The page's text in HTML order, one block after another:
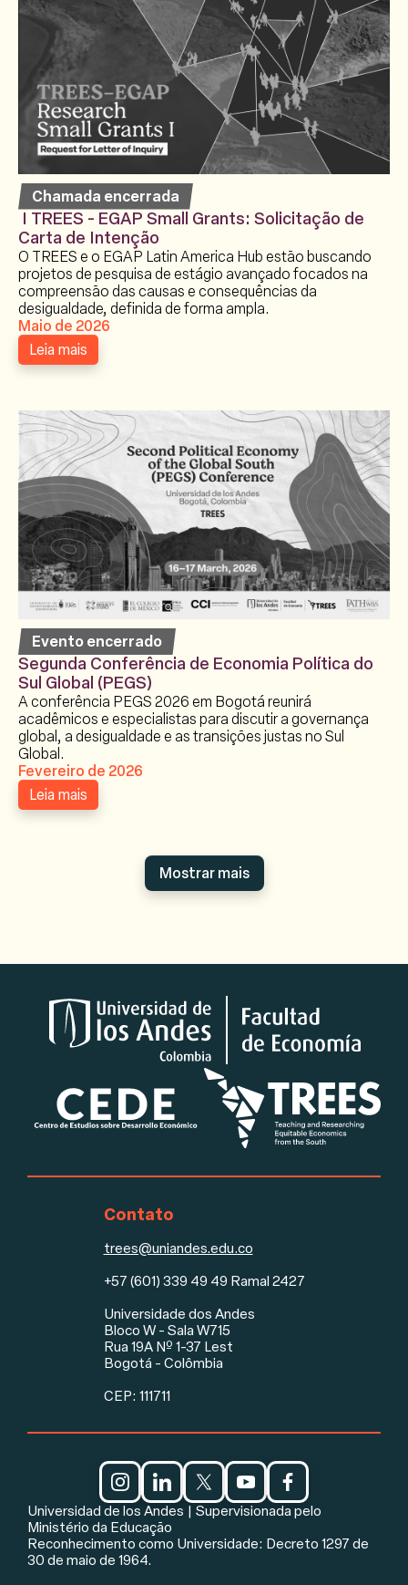
Chamada encerrada
I TREES - EGAP Small Grants: Solicitação de
Carta de Intenção
O TREES e o EGAP Latin America Hub estão buscando
projetos de pesquisa de estágio avançado focados na
compreensão das causas e consequências da
desigualdade, definida de forma ampla.
Maio de 2026
Leia mais
Evento encerrado
Segunda Conferência de Economia Política do
Sul Global (PEGS)
A conferência PEGS 2026 em Bogotá reunirá
acadêmicos e especialistas para discutir a governança
global, a desigualdade e as transições justas no Sul
Global.
Fevereiro de 2026
Leia mais
Mostrar mais
Rodapé
Logotipos
Contato
trees@uniandes.edu.co
+57 (601) 339 49 49 Ramal 2427
Universidade dos Andes
Bloco W - Sala W715
Rua 19A Nº 1-37 Lest
Bogotá - Colômbia
CEP: 111711
Redes sociais e aviso legal
Universidad de los Andes | Supervisionada pelo
Ministério da Educação
Reconhecimento como Universidade: Decreto 1297 de
30 de maio de 1964.